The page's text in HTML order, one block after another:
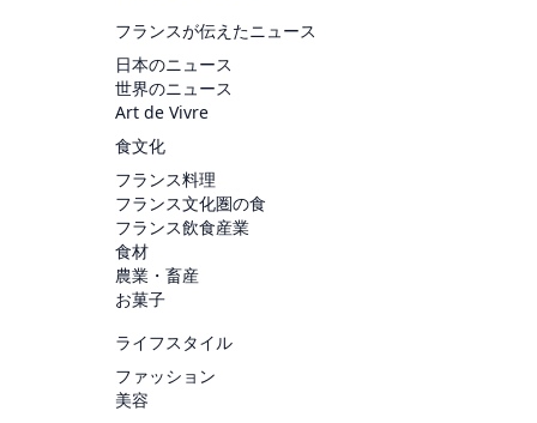
フランスが伝えたニュース
日本のニュース
世界のニュース
Art de Vivre
食文化
フランス料理
フランス文化圏の食
フランス飲食産業
食材
農業・畜産
お菓子
ライフスタイル
ファッション
美容